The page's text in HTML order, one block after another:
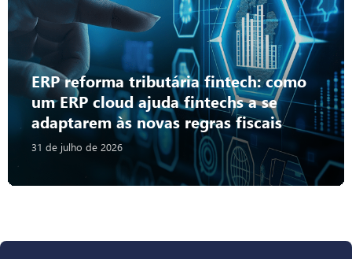
ERP reforma tributária fintech: como
um ERP cloud ajuda fintechs a se
adaptarem às novas regras fiscais
31 de julho de 2026